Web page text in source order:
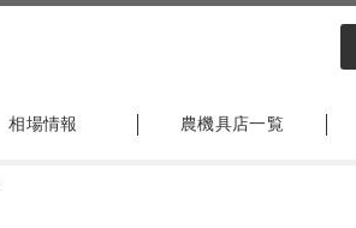
相場情報 農機具店一覧